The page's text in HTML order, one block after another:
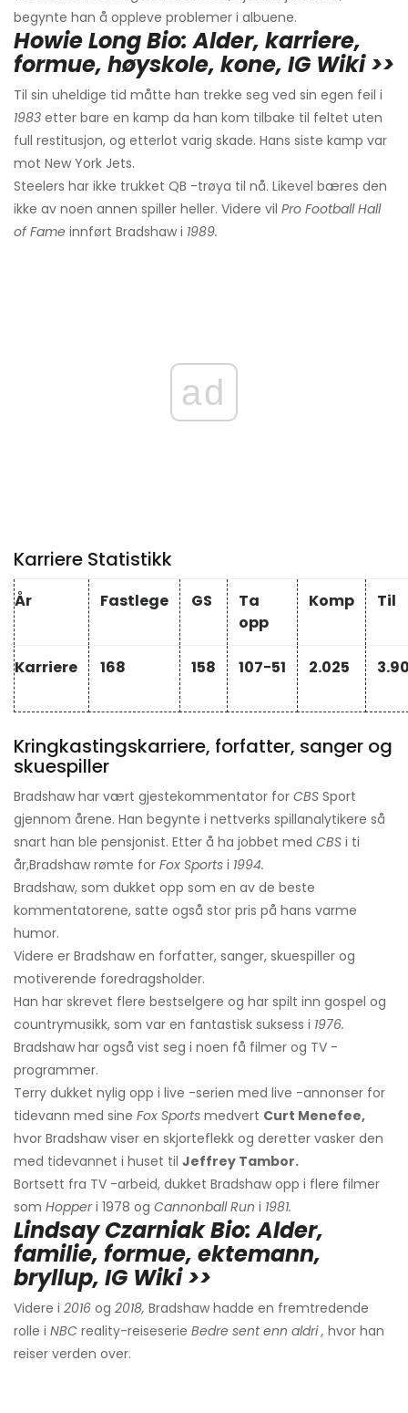
begynte han å oppleve problemer i albuene.
Howie Long Bio: Alder, karriere,
formue, høyskole, kone, IG Wiki >>
Til sin uheldige tid måtte han trekke seg ved sin egen feil i
1983 etter bare en kamp da han kom tilbake til feltet uten
full restitusjon, og etterlot varig skade. Hans siste kamp var
mot New York Jets.
Steelers har ikke trukket QB -trøya til nå. Likevel bæres den
ikke av noen annen spiller heller. Videre vil Pro Football Hall
of Fame innført Bradshaw i 1989.
ad
Karriere Statistikk
År Fastlege GS
Ta
opp
Komp Til
Karriere 168 158 107−51 2.025
Kringkastingskarriere, forfatter, sanger og
skuespiller
Bradshaw har vært gjestekommentator for CBS Sport
gjennom årene. Han begynte i nettverks spillanalytikere så
snart han ble pensjonist. Etter å ha jobbet med CBS i ti
år,Bradshaw rømte for Fox Sports i 1994.
Bradshaw, som dukket opp som en av de beste
kommentatorene, satte også stor pris på hans varme
humor.
Videre er Bradshaw en forfatter, sanger, skuespiller og
motiverende foredragsholder.
Han har skrevet flere bestselgere og har spilt inn gospel og
countrymusikk, som var en fantastisk suksess i 1976.
Bradshaw har også vist seg i noen få filmer og TV -
programmer.
Terry dukket nylig opp i live -serien med live -annonser for
tidevann med sine Fox Sports medvert Curt Menefee,
hvor Bradshaw viser en skjorteflekk og deretter vasker den
med tidevannet i huset til Jeffrey Tambor.
Bortsett fra TV -arbeid, dukket Bradshaw opp i flere filmer
som Hopper i 1978 og Cannonball Run i 1981.
Lindsay Czarniak Bio: Alder,
familie, formue, ektemann,
bryllup, IG Wiki >>
Videre i 2016 og 2018, Bradshaw hadde en fremtredende
rolle i NBC reality-reiseserie Bedre sent enn aldri , hvor han
reiser verden over.